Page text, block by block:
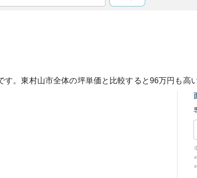
す。東村山市全体の坪単価と比較すると96万円も高